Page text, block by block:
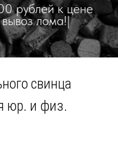
рублей к цене
лома!|
свинца
юр. и физ.